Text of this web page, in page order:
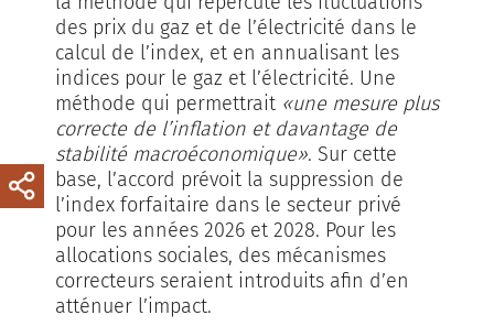
des prix du gaz et de l’électricité dans le
calcul de l’index, et en annualisant les
indices pour le gaz et l’électricité. Une
méthode qui permettrait «une mesure plus
correcte de l’inflation et davantage de
stabilité macroéconomique». Sur cette
base, l’accord prévoit la suppression de
l’index forfaitaire dans le secteur privé
pour les années 2026 et 2028. Pour les
allocations sociales, des mécanismes
correcteurs seraient introduits afin d’en
atténuer l’impact.